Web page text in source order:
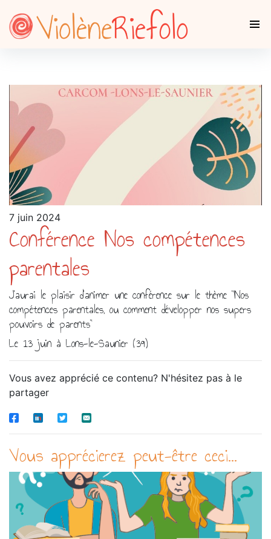
7 juin 2024
Conférence Nos compétences
parentales
J'aurai le plaisir d'animer une conférence sur le thème "Nos
compétences parentales, ou comment développer nos supers
pouvoirs de parents"
Le 13 juin à Lons-le-Saunier (39)
Vous avez apprécié ce contenu? N'hésitez pas à le
partager
Vous apprécierez peut-être ceci...